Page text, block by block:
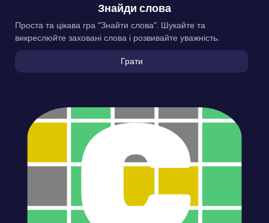
Знайди слова
Проста та цікава гра “Знайти слова”. Шукайте та
викреслюйте заховані слова і розвивайте уважність.
Грати